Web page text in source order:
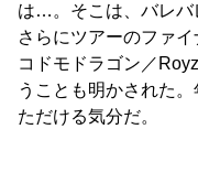
は…。そこは、バレバ
さらにツアーのファ
コドモドラゴン／
うことも明かされた
ただける気分だ。